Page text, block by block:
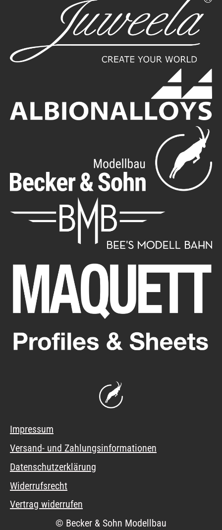
Impressum
Versand- und Zahlungsinformationen
Datenschutzerklärung
Widerrufsrecht
Vertrag widerrufen
© Becker & Sohn Modellbau